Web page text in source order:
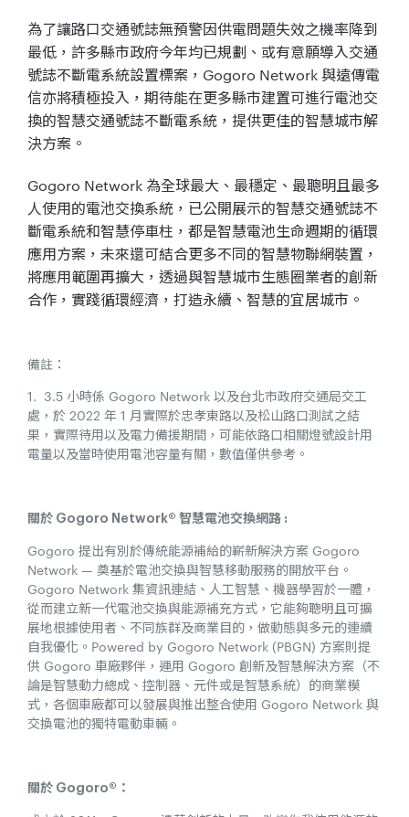
為了讓路口交通號誌無預警因供電問題失效之機率降到
最低，許多縣市政府今年均已規劃、或有意願導入交通
號誌不斷電系統設置標案，Gogoro Network 與遠傳電
信亦將積極投入，期待能在更多縣市建置可進行電池交
換的智慧交通號誌不斷電系統，提供更佳的智慧城市解
決方案。
Gogoro Network 為全球最大、最穩定、最聰明且最多
人使用的電池交換系統，已公開展示的智慧交通號誌不
斷電系統和智慧停車柱，都是智慧電池生命週期的循環
應用方案，未來還可結合更多不同的智慧物聯網裝置，
將應用範圍再擴大，透過與智慧城市生態圈業者的創新
合作，實踐循環經濟，打造永續、智慧的宜居城市。
備註：
1. 3.5 小時係 Gogoro Network 以及台北市政府交通局交工
處，於 2022 年 1 月實際於忠孝東路以及松山路口測試之結
果，實際待用以及電力備援期間，可能依路口相關燈號設計用
電量以及當時使用電池容量有關，數值僅供參考。
關於 Gogoro Network® 智慧電池交換網路 :
Gogoro 提出有別於傳統能源補給的嶄新解決方案 Gogoro
Network — 奠基於電池交換與智慧移動服務的開放平台。
Gogoro Network 集資訊連結、人工智慧、機器學習於一體，
從而建立新一代電池交換與能源補充方式，它能夠聰明且可擴
展地根據使用者、不同族群及商業目的，做動態與多元的連續
自我優化。Powered by Gogoro Network (PBGN) 方案則提
供 Gogoro 車廠夥伴，運用 Gogoro 創新及智慧解決方案（不
論是智慧動力總成、控制器、元件或是智慧系統）的商業模
式，各個車廠都可以發展與推出整合使用 Gogoro Network 與
交換電池的獨特電動車輛。
關於 Gogoro®：